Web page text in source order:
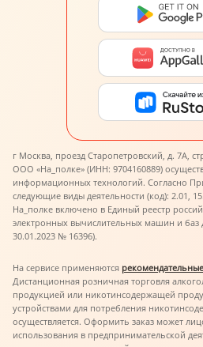
г Москва, проезд Старопетровский, д. 7А,
ООО «На_полке» (ИНН: 9704160889)
информационных технологий. Согласно
следующие виды деятельности (код): 2.01,
На_полке включено в Единый реестр
электронных вычислительных машин и баз
30.01.2023 № 16396).
На сервисе применяются
Дистанционная розничная торговля
продукцией или никотинсодержащей
устройствами для потребления
осуществляется. Оформить заказ может
использования в предпринимательской